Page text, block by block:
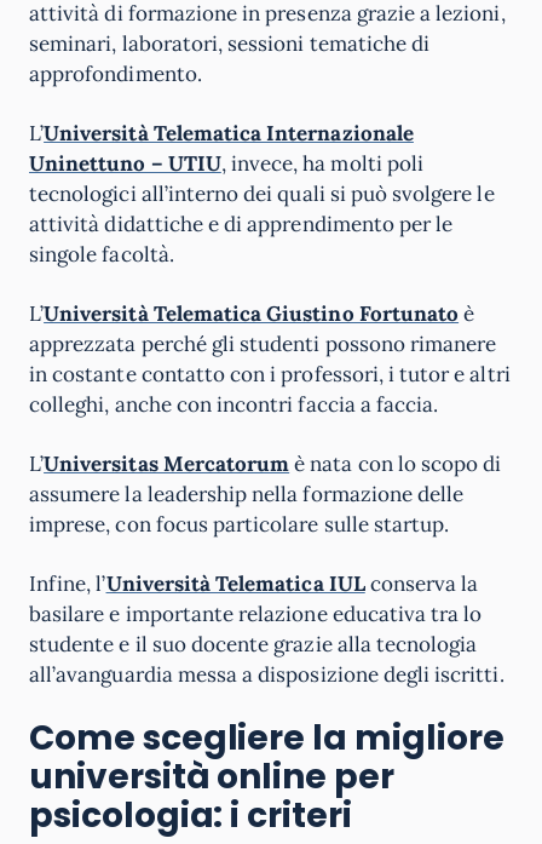
attività di formazione in presenza grazie a lezioni,
seminari, laboratori, sessioni tematiche di
approfondimento.
L’Università Telematica Internazionale
Uninettuno – UTIU, invece, ha molti poli
tecnologici all’interno dei quali si può svolgere le
attività didattiche e di apprendimento per le
singole facoltà.
L’Università Telematica Giustino Fortunato è
apprezzata perché gli studenti possono rimanere
in costante contatto con i professori, i tutor e altri
colleghi, anche con incontri faccia a faccia.
L’Universitas Mercatorumè nata con lo scopo di
assumere la leadership nella formazione delle
imprese, con focus particolare sulle startup.
Infine, l’Università Telematica IULconserva la
basilare e importante relazione educativa tra lo
studente e il suo docente grazie alla tecnologia
all’avanguardia messa a disposizione degli iscritti.
Come scegliere la migliore
università online per
psicologia: i criteri